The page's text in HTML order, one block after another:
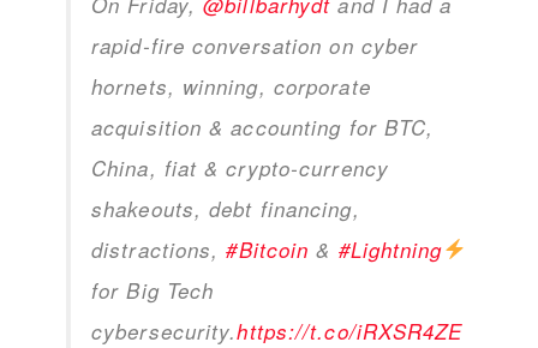
rapid-fire conversation on cyber
hornets, winning, corporate
acquisition & accounting for BTC,
China, fiat & crypto-currency
shakeouts, debt financing,
distractions,#Bitcoin & #Lightning
for Big Tech
cybersecurity.https://t.co/iRXSR4ZE